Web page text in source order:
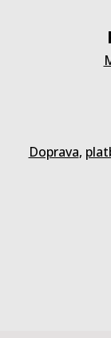
Doprava,